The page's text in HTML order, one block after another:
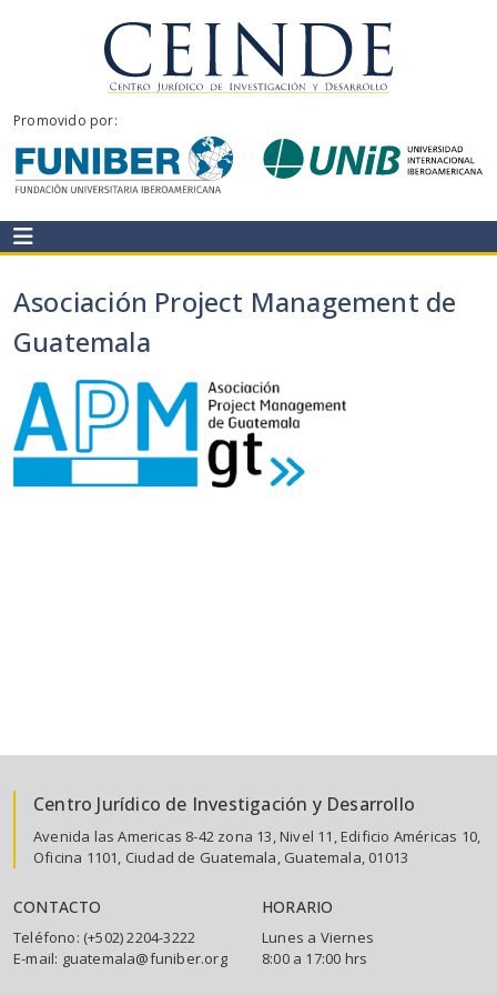
Promovido por:
Asociación Project Management de
Guatemala
Centro Jurídico de Investigación y Desarrollo
Avenida las Americas 8-42 zona 13, Nivel 11, Edificio Américas 10,
Oficina 1101, Ciudad de Guatemala, Guatemala, 01013
CONTACTO
Teléfono: (+502) 2204-3222
E-mail: guatemala@funiber.org
HORARIO
Lunes a Viernes
8:00 a 17:00 hrs